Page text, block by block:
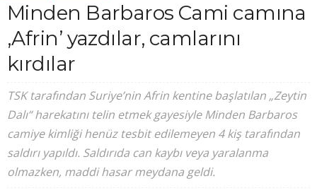
Minden Barbaros Cami camına
‚Afrin’ yazdılar, camlarını
kırdılar
TSK tarafından Suriye’nin Afrin kentine başlatılan „Zeytin
Dalı“ harekatını telin etmek gayesiyle Minden Barbaros
camiye kimliği henüz tesbit edilemeyen 4 kiş tarafından
saldırı yapıldı. Saldırıda can kaybı veya yaralanma
olmazken, maddi hasar meydana geldi.